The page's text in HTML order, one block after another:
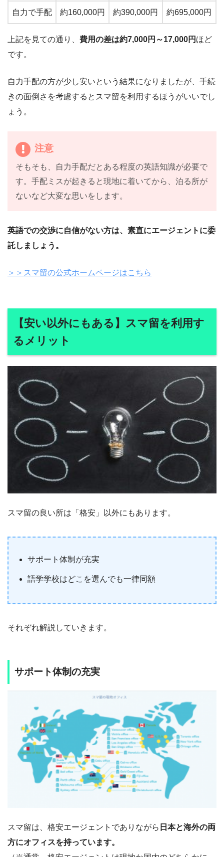
自力で手配 約160,000円 約390,000円 約695,000円
上記を見ての通り、 費用の差は約7,000円～17,000円 ほど
です。
自力手配の方が少し安いという結果になりましたが、手続
きの面倒さを考慮するとスマ留を利用するほうがいいでし
ょう。
注意
そもそも、自力手配だとある程度の英語知識が必要で
す。手配ミスが起きると現地に着いてから、泊る所が
ないなど大変な思いをします。
英語での交渉に自信がない方は、素直にエージェントに委
託しましょう。
＞＞スマ留の公式ホームページはこちら
【安い以外にもある】スマ留を利用す
るメリット
スマ留の良い所は「格安」以外にもあります。
サポート体制が充実
語学学校はどこを選んでも一律同額
それぞれ解説していきます。
サポート体制の充実
スマ留は、格安エージェントでありながら 日本と海外の両
方にオフィスを持っています。